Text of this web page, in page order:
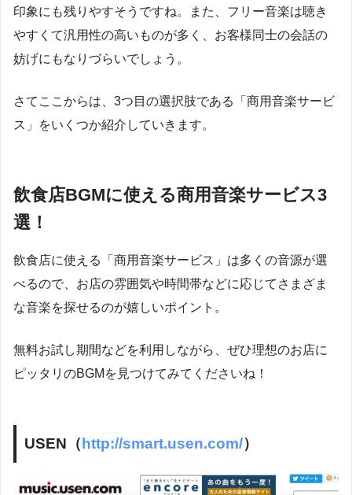
印象にも残りやすそうですね。また、フリー音楽は聴き
やすくて汎用性の高いものが多く、お客様同士の会話の
妨げにもなりづらいでしょう。
さてここからは、3つ目の選択肢である「商用音楽サービ
ス」をいくつか紹介していきます。
飲食店BGMに使える商用音楽サービス3
選！
飲食店に使える「商用音楽サービス」は多くの音源が選
べるので、お店の雰囲気や時間帯などに応じてさまざま
な音楽を探せるのが嬉しいポイント。
無料お試し期間などを利用しながら、ぜひ理想のお店に
ピッタリのBGMを見つけてみてくださいね！
USEN（http://smart.usen.com/）